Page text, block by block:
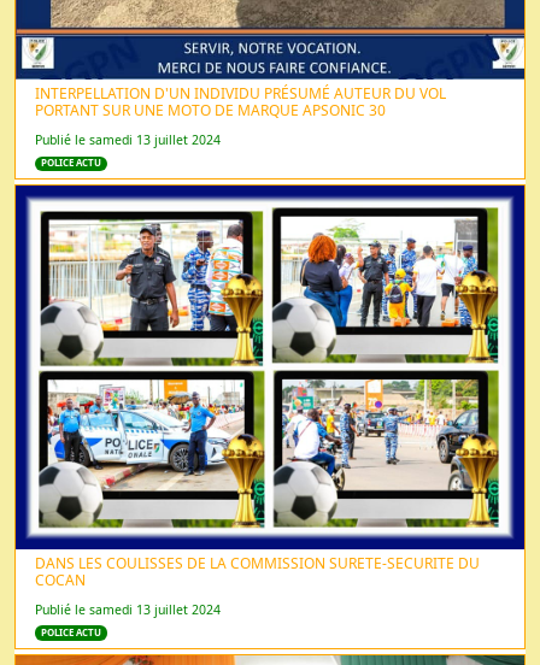
INTERPELLATION D'UN INDIVIDU PRÉSUMÉ AUTEUR DU VOL
PORTANT SUR UNE MOTO DE MARQUE APSONIC 30
Publié le samedi 13 juillet 2024
POLICE ACTU
DANS LES COULISSES DE LA COMMISSION SURETE-SECURITE DU
COCAN
Publié le samedi 13 juillet 2024
POLICE ACTU